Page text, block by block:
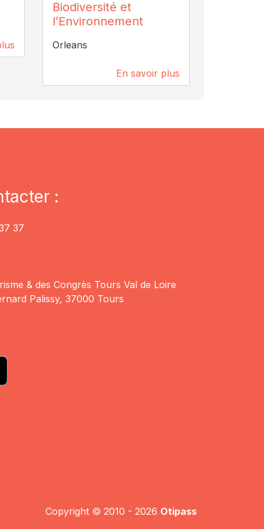
Biodiversité et
l’Environnement
Orleans
En savoir plus
:
37
& des Congrès Tours Val de Loire
Palissy, 37000 Tours
Copyright © 2010 - 2026 Otipass